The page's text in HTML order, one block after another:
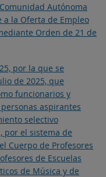
Autónoma
a la Oferta de Empleo
Orden de 21 de
por la que se
de 2025, que
funcionarios y
aspirantes
selectivo
por el sistema de
Cuerpo de Profesores
de Escuelas
de Música y de